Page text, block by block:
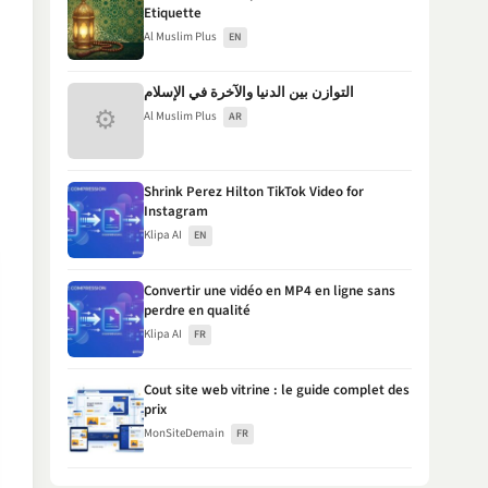
Etiquette
Al Muslim Plus EN
⚙
التوازن بين الدنيا والآخرة في الإسلام
Al Muslim Plus AR
Shrink Perez Hilton TikTok Video for
Instagram
Klipa AI EN
Convertir une vidéo en MP4 en ligne sans
perdre en qualité
Klipa AI FR
Cout site web vitrine : le guide complet des
prix
MonSiteDemain FR